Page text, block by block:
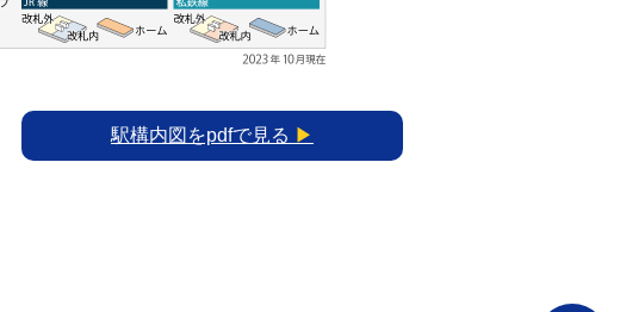
駅構内図をpdfで見る ▶